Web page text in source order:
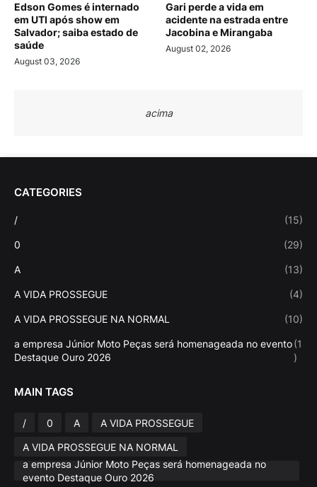
Edson Gomes é internado
em UTI após show em
Salvador; saiba estado de
saúde
August 03, 2026
Gari perde a vida em
acidente na estrada entre
Jacobina e Mirangaba
August 02, 2026
acima
CATEGORIES
/ (15)
0 (29)
A (13)
A VIDA PROSSEGUE (4)
A VIDA PROSSEGUE NA NORMAL (10)
a empresa Júnior Moto Peças será homenageada no evento
Destaque Ouro 2026
(1
)
MAIN TAGS
/ 0 A
A VIDA PROSSEGUE
A VIDA PROSSEGUE NA NORMAL
a empresa Júnior Moto Peças será homenageada no
evento Destaque Ouro 2026